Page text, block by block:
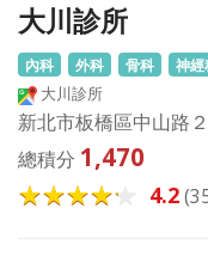
大川診所
內科 外科 骨科 神經
大川診所
新北市板橋區中山路
總積分 1,470
4.2